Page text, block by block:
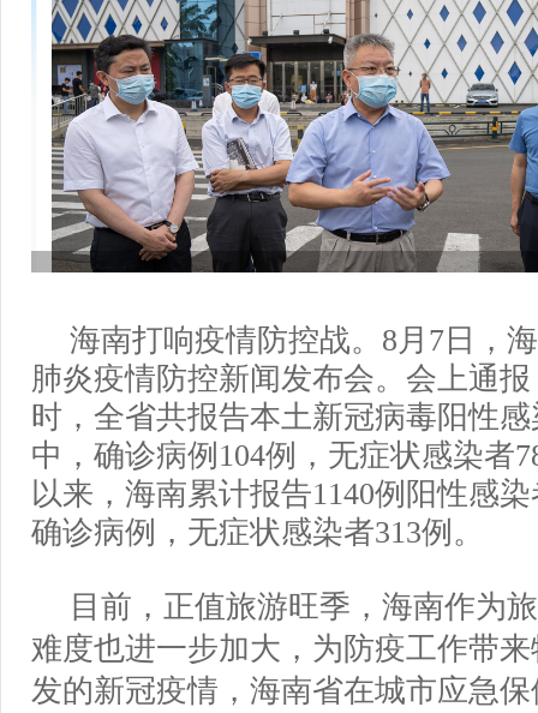
海南打响疫情防控战。8月7日，
肺炎疫情防控新闻发布会。会上通报
时，全省共报告本土新冠病毒阳性感
中，确诊病例104例，无症状感染者
以来，海南累计报告1140例阳性感
确诊病例，无症状感染者313例。
目前，正值旅游旺季，海南作为
难度也进一步加大，为防疫工作带
发的新冠疫情，海南省在城市应急